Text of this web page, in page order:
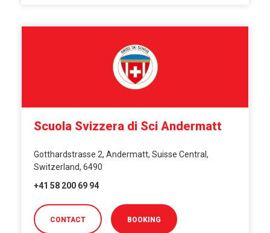
Scuola Svizzera di Sci Andermatt
Gotthardstrasse 2, Andermatt, Suisse Central,
Switzerland, 6490
+41 58 200 69 94
CONTACT BOOKING